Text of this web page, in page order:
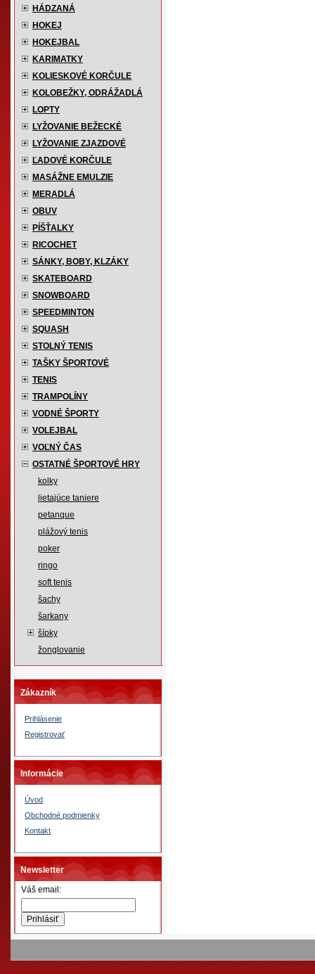
HÁDZANÁ
HOKEJ
HOKEJBAL
KARIMATKY
KOLIESKOVÉ KORČULE
KOLOBEŽKY, ODRÁŽADLÁ
LOPTY
LYŽOVANIE BEŽECKÉ
LYŽOVANIE ZJAZDOVÉ
ĽADOVÉ KORČULE
MASÁŽNE EMULZIE
MERADLÁ
OBUV
PÍŠŤALKY
RICOCHET
SÁNKY, BOBY, KLZÁKY
SKATEBOARD
SNOWBOARD
SPEEDMINTON
SQUASH
STOLNÝ TENIS
TAŠKY ŠPORTOVÉ
TENIS
TRAMPOLÍNY
VODNÉ ŠPORTY
VOLEJBAL
VOĽNÝ ČAS
OSTATNÉ ŠPORTOVÉ HRY
kolky
lietajúce taniere
petanque
plážový tenis
poker
ringo
soft tenis
šachy
šarkany
šípky
žonglovanie
Zákazník
Prihlásenie
Registrovať
Informácie
Úvod
Obchodné podmienky
Kontakt
Newsletter
Váš email: